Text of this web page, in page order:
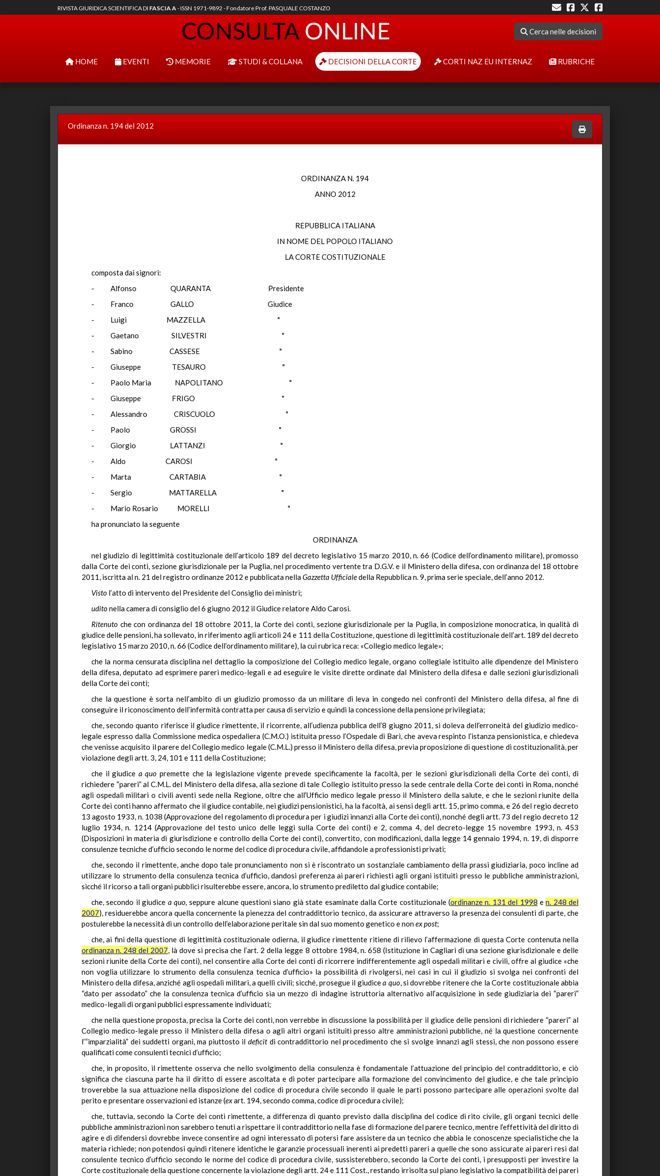
RIVISTA GIURIDICA SCIENTIFICA DI FASCIA A- ISSN 1971-9892 - Fondatore Prof. PASQUALE COSTANZO
Cerca nelle decisioni
HOME EVENTI MEMORIE STUDI & COLLANA DECISIONI DELLA CORTE CORTI NAZ EU INTERNAZ RUBRICHE
Ordinanza n. 194 del 2012
ORDINANZA N. 194
ANNO 2012
REPUBBLICA ITALIANA
IN NOME DEL POPOLO ITALIANO
LA CORTE COSTITUZIONALE
composta dai signori:
- Alfonso QUARANTA Presidente
- Franco GALLO Giudice
- Luigi MAZZELLA "
- Gaetano SILVESTRI "
- Sabino CASSESE "
- Giuseppe TESAURO "
- Paolo Maria NAPOLITANO "
- Giuseppe FRIGO "
- Alessandro CRISCUOLO "
- Paolo GROSSI "
- Giorgio LATTANZI "
- Aldo CAROSI "
- Marta CARTABIA "
- Sergio MATTARELLA "
- Mario Rosario MORELLI "
ha pronunciato la seguente
ORDINANZA
nel giudizio di legittimità costituzionale dell’articolo 189 del decreto legislativo 15 marzo 2010, n. 66 (Codice dell’ordinamento militare), promosso
dalla Corte dei conti, sezione giurisdizionale per la Puglia, nel procedimento vertente tra D.G.V. e il Ministero della difesa, con ordinanza del 18 ottobre
2011, iscritta al n. 21 del registro ordinanze 2012 e pubblicata nellaGazzetta Ufficialedella Repubblica n. 9, prima serie speciale, dell’anno 2012.
Visto l’atto di intervento del Presidente del Consiglio dei ministri;
uditonella camera di consiglio del 6 giugno 2012 il Giudice relatore Aldo Carosi.
Ritenuto che con ordinanza del 18 ottobre 2011, la Corte dei conti, sezione giurisdizionale per la Puglia, in composizione monocratica, in qualità di
giudice delle pensioni, ha sollevato, in riferimento agli articoli 24 e 111 della Costituzione, questione di legittimità costituzionale dell’art. 189 del decreto
legislativo 15 marzo 2010, n. 66 (Codice dell’ordinamento militare), la cui rubrica reca: «Collegio medico legale»;
che la norma censurata disciplina nel dettaglio la composizione del Collegio medico legale, organo collegiale istituito alle dipendenze del Ministero
della difesa, deputato ad esprimere pareri medico-legali e ad eseguire le visite dirette ordinate dal Ministero della difesa e dalle sezioni giurisdizionali
della Corte dei conti;
che la questione è sorta nell’ambito di un giudizio promosso da un militare di leva in congedo nei confronti del Ministero della difesa, al fine di
conseguire il riconoscimento dell’infermità contratta per causa di servizio e quindi la concessione della pensione privilegiata;
che, secondo quanto riferisce il giudice rimettente, il ricorrente, all’udienza pubblica dell’8 giugno 2011, si doleva dell’erroneità del giudizio medico-
legale espresso dalla Commissione medica ospedaliera (C.M.O.) istituita presso l’Ospedale di Bari, che aveva respinto l’istanza pensionistica, e chiedeva
che venisse acquisito il parere del Collegio medico legale (C.M.L.) presso il Ministero della difesa, previa proposizione di questione di costituzionalità, per
violazione degli artt. 3, 24, 101 e 111 della Costituzione;
che il giudice a quo premette che la legislazione vigente prevede specificamente la facoltà, per le sezioni giurisdizionali della Corte dei conti, di
richiedere “pareri” al C.M.L. del Ministero della difesa, alla sezione di tale Collegio istituito presso la sede centrale della Corte dei conti in Roma, nonché
agli ospedali militari o civili aventi sede nella Regione, oltre che all’Ufficio medico legale presso il Ministero della salute, e che le sezioni riunite della
Corte dei conti hanno affermato che il giudice contabile, nei giudizi pensionistici, ha la facoltà, ai sensi degli artt. 15, primo comma, e 26 del regio decreto
13 agosto 1933, n. 1038 (Approvazione del regolamento di procedura per i giudizi innanzi alla Corte dei conti), nonché degli artt. 73 del regio decreto 12
luglio 1934, n. 1214 (Approvazione del testo unico delle leggi sulla Corte dei conti) e 2, comma 4, del decreto-legge 15 novembre 1993, n. 453
(Disposizioni in materia di giurisdizione e controllo della Corte dei conti), convertito, con modificazioni, dalla legge 14 gennaio 1994, n. 19, di disporre
consulenze tecniche d’ufficio secondo le norme del codice di procedura civile, affidandole a professionisti privati;
che, secondo il rimettente, anche dopo tale pronunciamento non si è riscontrato un sostanziale cambiamento della prassi giudiziaria, poco incline ad
utilizzare lo strumento della consulenza tecnica d’ufficio, dandosi preferenza ai pareri richiesti agli organi istituiti presso le pubbliche amministrazioni,
sicché il ricorso a tali organi pubblici risulterebbe essere, ancora, lo strumento prediletto dal giudice contabile;
che, secondo il giudice a quo,seppure alcune questioni siano già state esaminate dalla Corte costituzionale (ordinanze n. 131 del 1998 en. 248 del
2007), residuerebbe ancora quella concernente la pienezza del contraddittorio tecnico, da assicurare attraverso la presenza dei consulenti di parte, che
postulerebbe la necessità di un controllo dell’elaborazione peritale sin dal suo momento genetico e nonex post;
che, ai fini della questione di legittimità costituzionale odierna, il giudice rimettente ritiene di rilievo l’affermazione di questa Corte contenuta nella
ordinanza n. 248 del 2007, là dove si precisa che l’art. 2 della legge 8 ottobre 1984, n. 658 (Istituzione in Cagliari di una sezione giurisdizionale e delle
sezioni riunite della Corte dei conti), nel consentire alla Corte dei conti di ricorrere indifferentemente agli ospedali militari e civili, offre al giudice «che
non voglia utilizzare lo strumento della consulenza tecnica d’ufficio» la possibilità di rivolgersi, nei casi in cui il giudizio si svolga nei confronti del
Ministero della difesa, anziché agli ospedali militari, a quelli civili; sicché, prosegue il giudicea quo, si dovrebbe ritenere che la Corte costituzionale abbia
“dato per assodato” che la consulenza tecnica d’ufficio sia un mezzo di indagine istruttoria alternativo all’acquisizione in sede giudiziaria dei “pareri”
medico-legali di organi pubblici espressamente individuati;
che nella questione proposta, precisa la Corte dei conti, non verrebbe in discussione la possibilità per il giudice delle pensioni di richiedere “pareri” al
Collegio medico-legale presso il Ministero della difesa o agli altri organi istituiti presso altre amministrazioni pubbliche, né la questione concernente
l’“imparzialità” dei suddetti organi, ma piuttosto il deficitdi contraddittorio nel procedimento che si svolge innanzi agli stessi, che non possono essere
qualificati come consulenti tecnici d’ufficio;
che, in proposito, il rimettente osserva che nello svolgimento della consulenza è fondamentale l’attuazione del principio del contraddittorio, e ciò
significa che ciascuna parte ha il diritto di essere ascoltata e di poter partecipare alla formazione del convincimento del giudice, e che tale principio
troverebbe la sua attuazione nella disposizione del codice di procedura civile secondo il quale le parti possono partecipare alle operazioni svolte dal
perito e presentare osservazioni ed istanze (exart. 194, secondo comma, codice di procedura civile);
che, tuttavia, secondo la Corte dei conti rimettente, a differenza di quanto previsto dalla disciplina del codice di rito civile, gli organi tecnici delle
pubbliche amministrazioni non sarebbero tenuti a rispettare il contraddittorio nella fase di formazione del parere tecnico, mentre l’effettività del diritto di
agire e di difendersi dovrebbe invece consentire ad ogni interessato di potersi fare assistere da un tecnico che abbia le conoscenze specialistiche che la
materia richiede; non potendosi quindi ritenere identiche le garanzie processuali inerenti ai predetti pareri a quelle che sono assicurate ai pareri resi dal
consulente tecnico d’ufficio secondo le norme del codice di procedura civile, sussisterebbero, secondo la Corte dei conti, i presupposti per investire la
Corte costituzionale della questione concernente la violazione degli artt. 24 e 111 Cost., restando irrisolta sul piano legislativo la compatibilità dei pareri